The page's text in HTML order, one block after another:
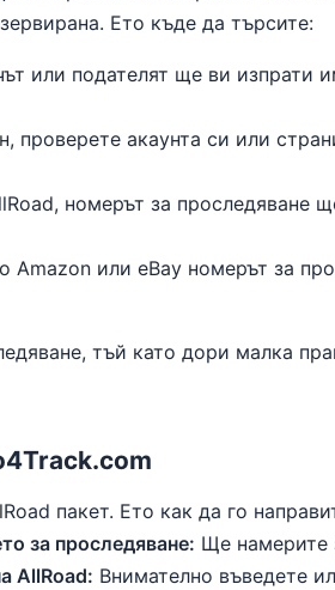
Ето къде да търсите:
или подателят ще ви изпрати
проверете акаунта си или
номерът за проследяване
Amazon или eBay номерът за
тъй като дори малка
пакет. Ето как да го
за проследяване: Ще намерите
AllRoad: Внимателно въведете